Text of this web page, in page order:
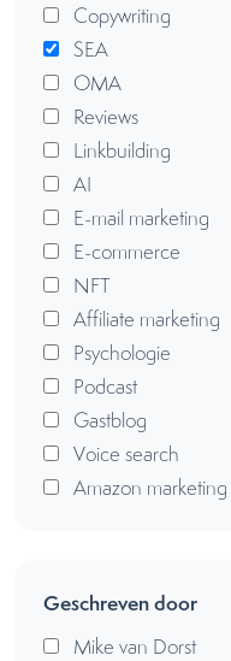
Copywriting
SEA
OMA
Reviews
Linkbuilding
AI
E-mail marketing
E-commerce
NFT
Affiliate marketing
Psychologie
Podcast
Gastblog
Voice search
Amazon marketing
Geschreven door
Mike van Dorst